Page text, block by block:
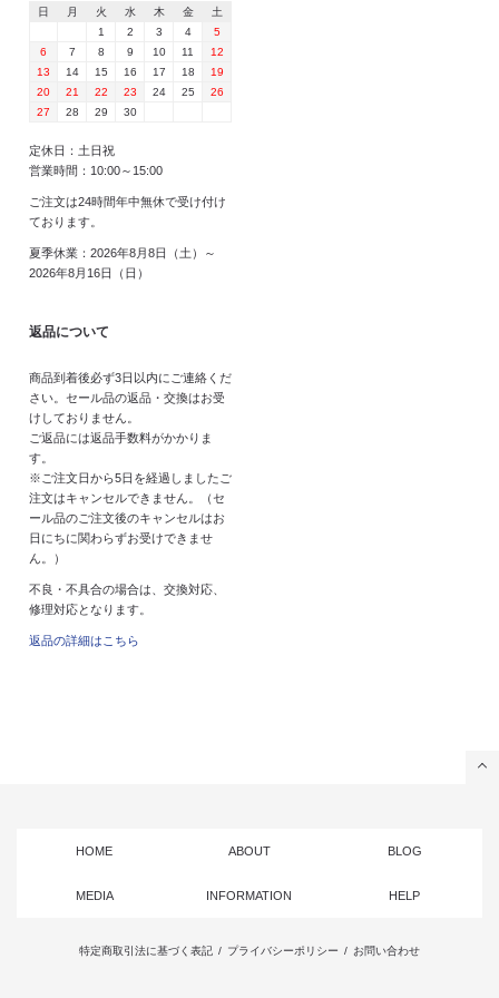
日 月 火 水 木 金
土
1
2 3 4
5
6
7 8 9 10 11
12
13
14 15 16 17 18
19
20
21 22 23 24 25
26
27
28 29 30
定休日：土日祝
営業時間：10:00～15:00
ご注文は24時間年中無休で受け付け
ております。
夏季休業：2026年8月8日（土）～
2026年8月16日（日）
返品について
商品到着後必ず3日以内にご連絡くだ
さい。セール品の返品・交換はお受
けしておりません。
ご返品には返品手数料がかかりま
す。
※ご注文日から5日を経過しましたご
注文はキャンセルできません。（セ
ール品のご注文後のキャンセルはお
日にちに関わらずお受けできませ
ん。）
不良・不具合の場合は、交換対応、
修理対応となります。
返品の詳細はこちら
HOME ABOUT BLOG
MEDIA INFORMATION HELP
特定商取引法に基づく表記 / プライバシーポリシー / お問い合わせ